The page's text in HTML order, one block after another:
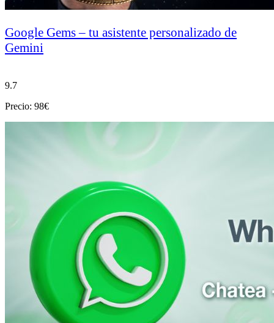
Google Gems – tu asistente personalizado de
Gemini
9.7
Precio: 98€